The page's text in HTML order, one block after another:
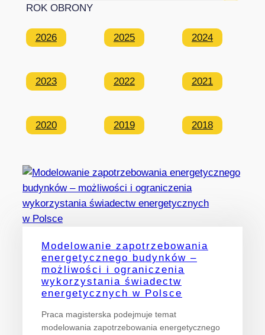
ROK OBRONY
2026 2025 2024
2023 2022 2021
2020 2019 2018
Modelowanie zapotrzebowania
energetycznego budynków –
możliwości i ograniczenia
wykorzystania świadectw
energetycznych w Polsce
Praca magisterska podejmuje temat
modelowania zapotrzebowania energetycznego